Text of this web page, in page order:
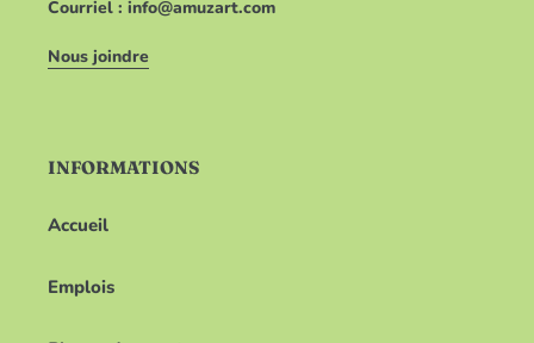
Courriel : info@amuzart.com
Nous joindre
INFORMATIONS
Accueil
Emplois